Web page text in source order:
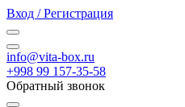
Вход / Регистрация
info@vita-box.ru
+998 99 157-35-58
Обратный звонок